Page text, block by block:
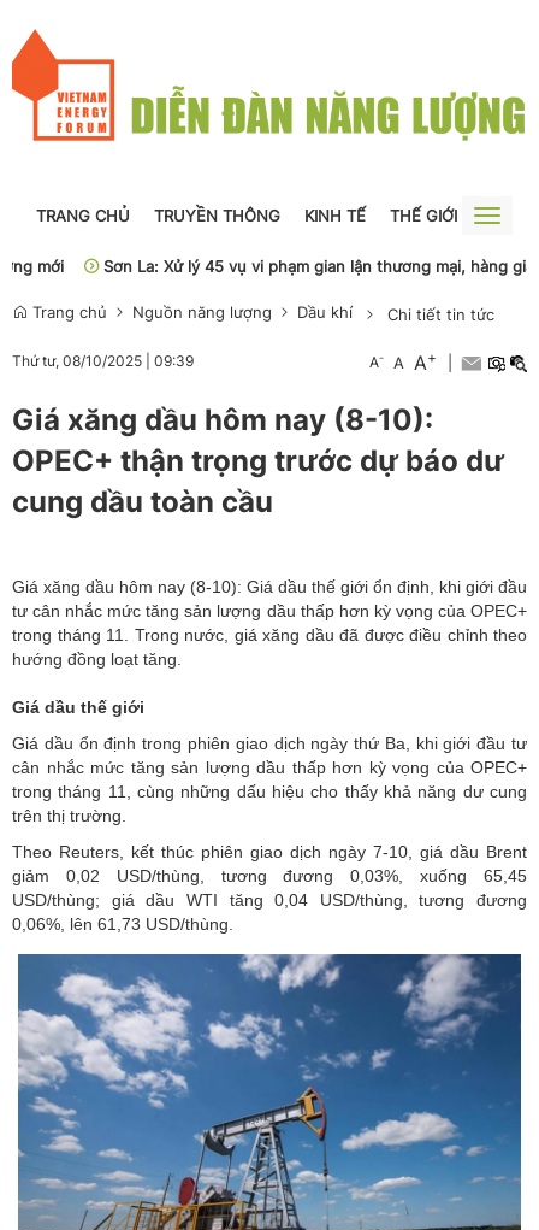
TRANG CHỦ TRUYỀN THÔNG KINH TẾ THẾ GIỚI
Toggle
mới
Sơn La: Xử lý 45 vụ vi phạm gian lận thương mại, hàng giả
Trang chủ Nguồn năng lượng Dầu khí Chi tiết tin tức
Thứ tư, 08/10/2025 09:39 A- A A+
Giá xăng dầu hôm nay (8-10):
OPEC+ thận trọng trước dự báo dư
cung dầu toàn cầu
Giá xăng dầu hôm nay (8-10): Giá dầu thế giới ổn định, khi giới đầu
tư cân nhắc mức tăng sản lượng dầu thấp hơn kỳ vọng của OPEC+
trong tháng 11. Trong nước, giá xăng dầu đã được điều chỉnh theo
hướng đồng loạt tăng.
Giá dầu thế giới
Giá dầu ổn định trong phiên giao dịch ngày thứ Ba, khi giới đầu tư
cân nhắc mức tăng sản lượng dầu thấp hơn kỳ vọng của OPEC+
trong tháng 11, cùng những dấu hiệu cho thấy khả năng dư cung
trên thị trường.
Theo Reuters, kết thúc phiên giao dịch ngày 7-10, giá dầu Brent
giảm 0,02 USD/thùng, tương đương 0,03%, xuống 65,45
USD/thùng; giá dầu WTI tăng 0,04 USD/thùng, tương đương
0,06%, lên 61,73 USD/thùng.